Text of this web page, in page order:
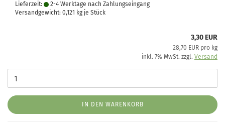
Lieferzeit:
2-4 Werktage nach Zahlungseingang
Versandgewicht: 0,121 kg je Stück
3,30 EUR
28,70 EUR pro kg
inkl. 7% MwSt. zzgl. Versand
IN DEN WARENKORB